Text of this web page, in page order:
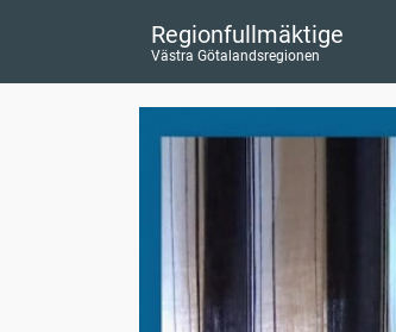
Regionfullmäktige
Västra Götalandsregionen